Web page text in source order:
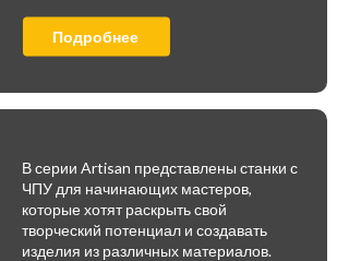
Подробнее
В серии Artisan представлены станки с
ЧПУ для начинающих мастеров,
которые хотят раскрыть свой
творческий потенциал и создавать
изделия из различных материалов.